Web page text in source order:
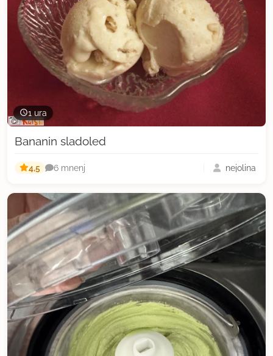
1 ura
Bananin sladoled
4,5 6 mnenj nejolina